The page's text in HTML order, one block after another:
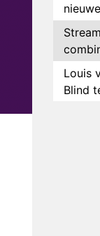
de
Louis
Blind